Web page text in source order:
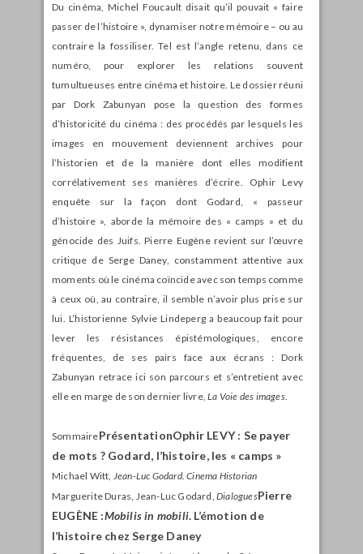
Du cinéma, Michel Foucault disait qu’il pouvait « faire
passer de l’histoire », dynamiser notre mémoire – ou au
contraire la fossiliser. Tel est l’angle retenu, dans ce
numéro, pour explorer les relations souvent
tumultueuses entre cinéma et histoire. Le dossier réuni
par Dork Zabunyan pose la question des formes
d’historicité du cinéma : des procédés par lesquels les
images en mouvement deviennent archives pour
l’historien et de la manière dont elles modifient
corrélativement ses manières d’écrire. Ophir Levy
enquête sur la façon dont Godard, « passeur
d’histoire », aborde la mémoire des « camps » et du
génocide des Juifs. Pierre Eugène revient sur l’œuvre
critique de Serge Daney, constamment attentive aux
moments où le cinéma coïncide avec son temps comme
à ceux où, au contraire, il semble n’avoir plus prise sur
lui. L’historienne Sylvie Lindeperg a beaucoup fait pour
lever les résistances épistémologiques, encore
fréquentes, de ses pairs face aux écrans : Dork
Zabunyan retrace ici son parcours et s’entretient avec
elle en marge de son dernier livre,La Voie des images.
SommairePrésentationOphir LEVY: Se payer
de mots ? Godard, l’histoire, les « camps »
Michael Witt, Jean-Luc Godard. Cinema Historian
Marguerite Duras, Jean-Luc Godard, DialoguesPierre
EUGÈNE :Mobilis in mobili. L’émotion de
l’histoire chez Serge Daney